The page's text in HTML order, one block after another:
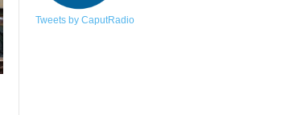
Tweets by CaputRadio